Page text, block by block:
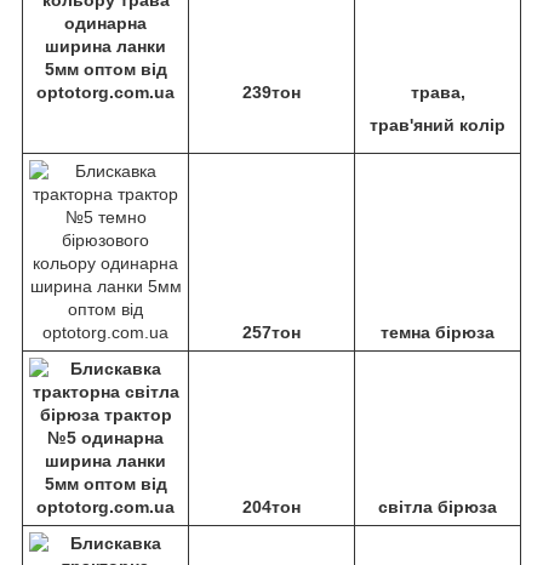
239тон
трава,
трав'яний колір
257тон темна бірюза
204тон світла бірюза